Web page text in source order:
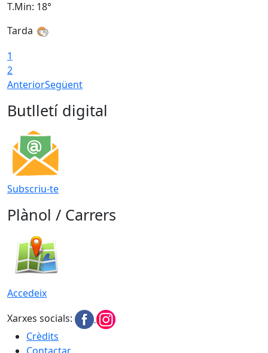
T.Min: 18°
Tarda
1
2
AnteriorSegüent
Butlletí digital
Subscriu-te
Plànol / Carrers
Accedeix
Xarxes socials:
Crèdits